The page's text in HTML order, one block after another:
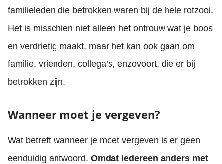
familieleden die betrokken waren bij de hele rotzooi.
Het is misschien niet alleen het ontrouw wat je boos
en verdrietig maakt, maar het kan ook gaan om
familie, vrienden, collega’s, enzovoort, die er bij
betrokken zijn.
Wanneer moet je vergeven?
Wat betreft wanneer je moet vergeven is er geen
eenduidig antwoord. Omdat iedereen anders met